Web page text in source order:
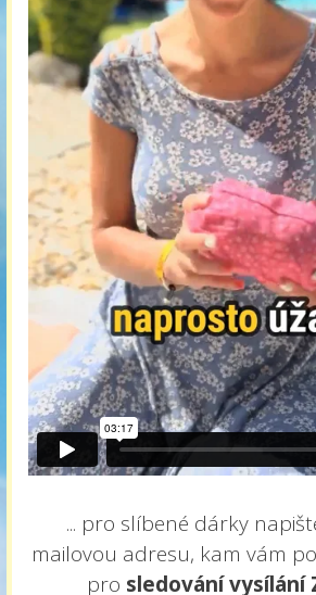
... pro slíbené dárky
mailovou adresu, kam vám
pro sledování vysílání